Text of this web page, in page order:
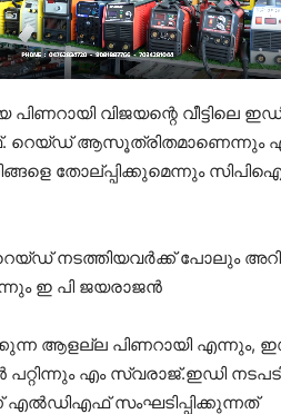
വിജയന്റെ വീട്ടിലെ ഇഡി
ആസൂത്രിതമാണെന്നും എല്ലാ
തോല്പ്പിക്കുമെന്നും സിപിഐ
നടത്തിയവർക്ക് പോലും
ഇ പി ജയരാജൻ
ആളല്ല പിണറായി എന്നും,
എം സ്വരാജ്.ഇഡി
സംഘടിപ്പിക്കുന്നത്